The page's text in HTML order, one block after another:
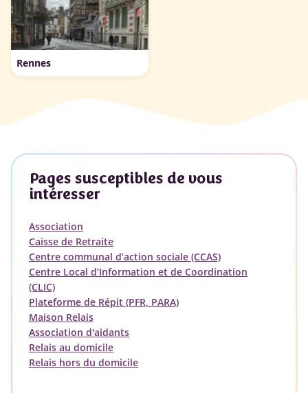
Rennes
Pages susceptibles de vous
intéresser
Association
Caisse de Retraite
Centre communal d’action sociale (CCAS)
Centre Local d’Information et de Coordination
(CLIC)
Plateforme de Répit (PFR, PARA)
Maison Relais
Association d'aidants
Relais au domicile
Relais hors du domicile